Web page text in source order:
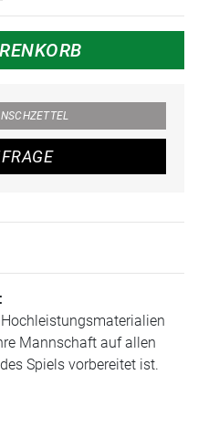
Mannschaft auf allen
Spiels vorbereitet ist.